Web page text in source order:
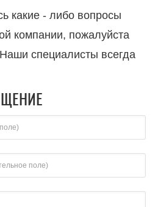
какие - либо вопросы
компании, пожалуйста
специалисты всегда